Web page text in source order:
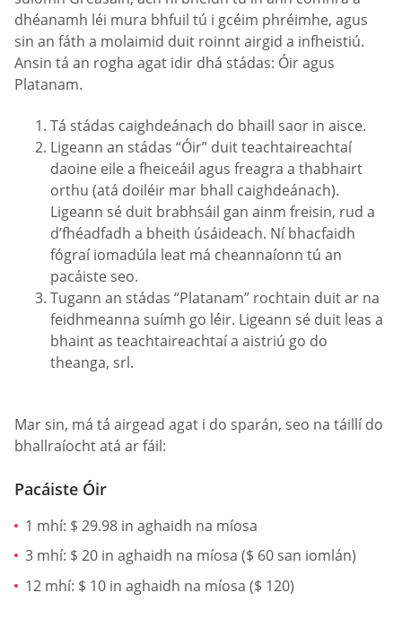
dhéanamh léi mura bhfuil tú i gcéim phréimhe, agus
sin an fáth a molaimid duit roinnt airgid a infheistiú.
Ansin tá an rogha agat idir dhá stádas: Óir agus
Platanam.
Tá stádas caighdeánach do bhaill saor in aisce.
Ligeann an stádas “Óir” duit teachtaireachtaí
daoine eile a fheiceáil agus freagra a thabhairt
orthu (atá doiléir mar bhall caighdeánach).
Ligeann sé duit brabhsáil gan ainm freisin, rud a
d’fhéadfadh a bheith úsáideach. Ní bhacfaidh
fógraí iomadúla leat má cheannaíonn tú an
pacáiste seo.
Tugann an stádas “Platanam” rochtain duit ar na
feidhmeanna suímh go léir. Ligeann sé duit leas a
bhaint as teachtaireachtaí a aistriú go do
theanga, srl.
Mar sin, má tá airgead agat i do sparán, seo na táillí do
bhallraíocht atá ar fáil:
Pacáiste Óir
1 mhí: $ 29.98 in aghaidh na míosa
3 mhí: $ 20 in aghaidh na míosa ($ 60 san iomlán)
12 mhí: $ 10 in aghaidh na míosa ($ 120)